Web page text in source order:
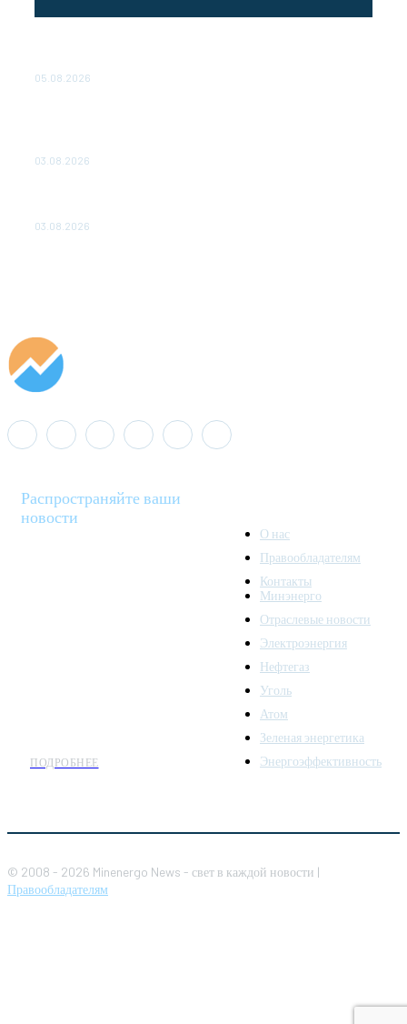
05.08.2026
03.08.2026
03.08.2026
Распространяйте ваши
новости
ПОДРОБНЕЕ
О нас
Правообладателям
Контакты
Минэнерго
Отраслевые новости
Электроэнергия
Нефтегаз
Уголь
Атом
Зеленая энергетика
Энергоэффективность
© 2008 - 2026 Minenergo News - свет в каждой новости |
Правообладателям